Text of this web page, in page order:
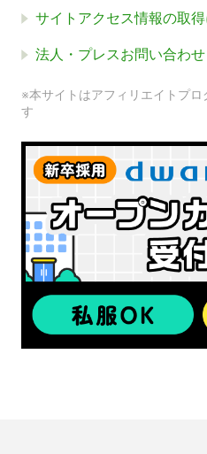
サイトアクセス情報の取
法人・プレスお問い合わせ
※本サイトはアフィリエイトプ
す